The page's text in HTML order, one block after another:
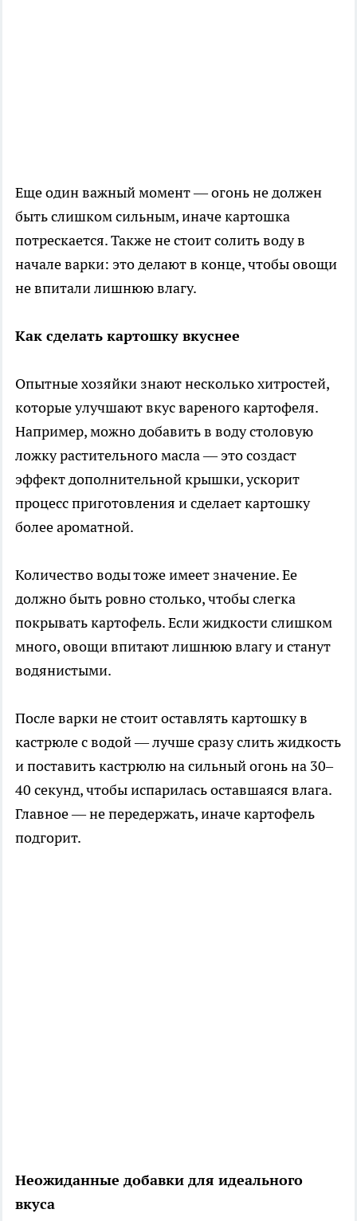
Еще один важный момент — огонь не должен
быть слишком сильным, иначе картошка
потрескается. Также не стоит солить воду в
начале варки: это делают в конце, чтобы овощи
не впитали лишнюю влагу.
Как сделать картошку вкуснее
Опытные хозяйки знают несколько хитростей,
которые улучшают вкус вареного картофеля.
Например, можно добавить в воду столовую
ложку растительного масла — это создаст
эффект дополнительной крышки, ускорит
процесс приготовления и сделает картошку
более ароматной.
Количество воды тоже имеет значение. Ее
должно быть ровно столько, чтобы слегка
покрывать картофель. Если жидкости слишком
много, овощи впитают лишнюю влагу и станут
водянистыми.
После варки не стоит оставлять картошку в
кастрюле с водой — лучше сразу слить жидкость
и поставить кастрюлю на сильный огонь на 30–
40 секунд, чтобы испарилась оставшаяся влага.
Главное — не передержать, иначе картофель
подгорит.
Неожиданные добавки для идеального
вкуса